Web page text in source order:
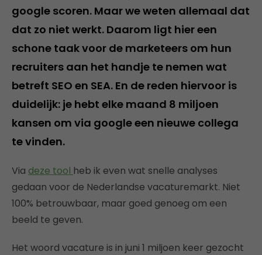
google scoren. Maar we weten allemaal dat
dat zo niet werkt. Daarom ligt hier een
schone taak voor de marketeers om hun
recruiters aan het handje te nemen wat
betreft SEO en SEA. En de reden hiervoor is
duidelijk: je hebt elke maand 8 miljoen
kansen om via google een nieuwe collega
te vinden.
Via deze tool heb ik even wat snelle analyses
gedaan voor de Nederlandse vacaturemarkt. Niet
100% betrouwbaar, maar goed genoeg om een
beeld te geven.
Het woord vacature is in juni 1 miljoen keer gezocht